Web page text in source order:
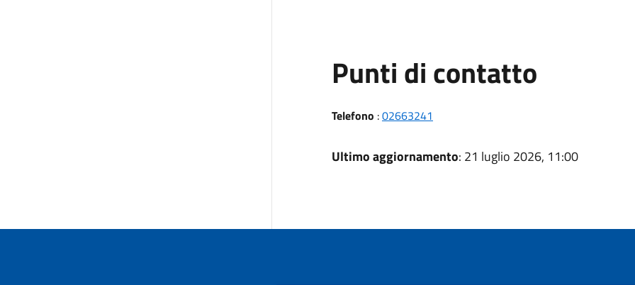
Punti di contatto
Telefono :02663241
Ultimo aggiornamento: 21 luglio 2026, 11:00